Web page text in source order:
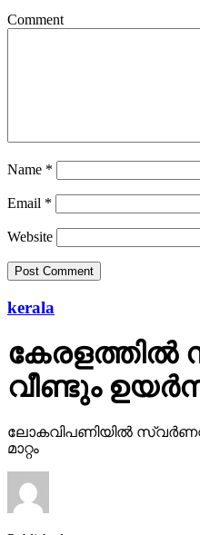
Comment
Name *
Email *
Website
kerala
വീണ്ടും
ലോകവിപണിയില്‍
മാറ്റം